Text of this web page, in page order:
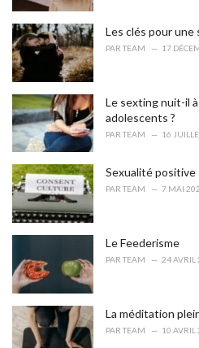
Les clés pour
PAR TEAM 17
Le sexting nuit-il
adolescents ?
PAR TEAM 16
Sexualité positive
PAR TEAM 7 MAI
Le Feederisme
PAR TEAM 24 AVRIL
La méditation
PAR TEAM 10 AVRIL